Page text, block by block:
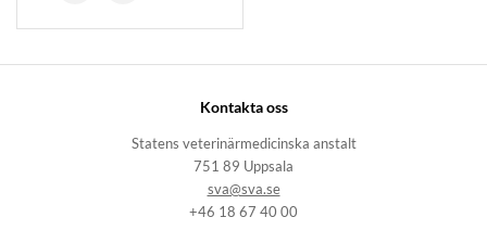
Kontakta oss
Statens veterinärmedicinska anstalt
751 89 Uppsala
sva@sva.se
+46 18 67 40 00